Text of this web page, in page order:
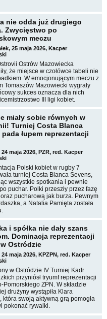
nie odda już drugiego
Zwycięstwo po
meczu
25 maja 2026, Kacper
Ostrów Mazowiecka
że miejsce w czołówce tabeli nie
W emocjonującym meczu z
Tomaszów Mazowiecki wygrały
sukces oznacza dla nich
III ligi kobiet.
miały sobie równych w
Turniej Costa Blanca
pada łupem reprezentacji
maja 2026, PZR, red. Kacper
Polski kobiet w rugby 7
turniej Costa Blanca Sevens,
wszystkie spotkania i pewnie
puchar. Polki przeszły przez fazę
pucharową jak burza. Pewnym
a Natalia Pamięta została
i spółka nie dały szans
Dominacja reprezentacji
w Ostródzie
maja 2026, KPZPN, red. Kacper
w Ostródzie IV Turniej Kadr
przyniósł tryumf reprezentacji
Pomorskiego ZPN. W składzie
drużyny wystąpiła Klara
która swoją aktywną grą pomogła
pokonać rywalki.